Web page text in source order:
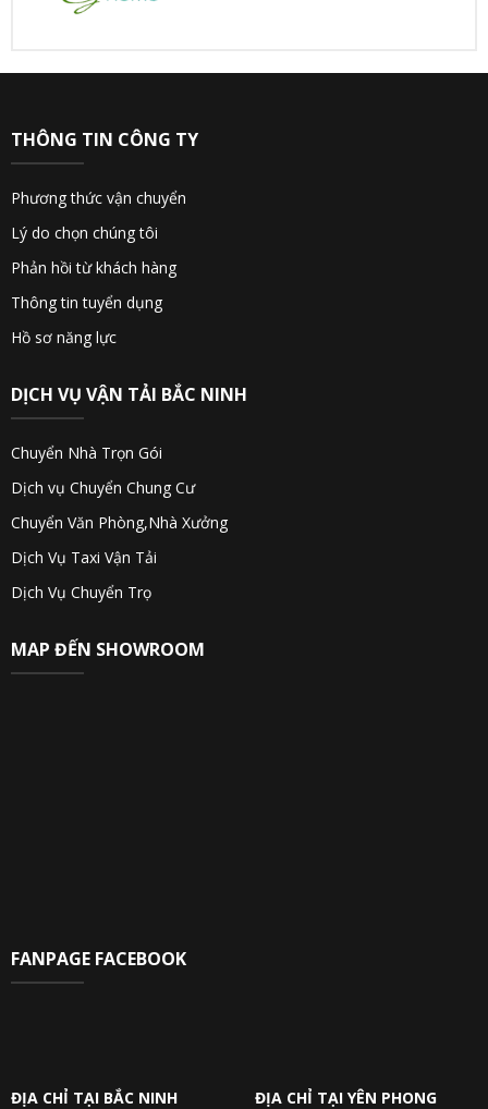
THÔNG TIN CÔNG TY
Phương thức vận chuyển
Lý do chọn chúng tôi
Phản hồi từ khách hàng
Thông tin tuyển dụng
Hồ sơ năng lực
DỊCH VỤ VẬN TẢI BẮC NINH
Chuyển Nhà Trọn Gói
Dịch vụ Chuyển Chung Cư
Chuyển Văn Phòng,Nhà Xưởng
Dịch Vụ Taxi Vận Tải
Dịch Vụ Chuyển Trọ
MAP ĐẾN SHOWROOM
FANPAGE FACEBOOK
ĐỊA CHỈ TẠI BẮC NINH ĐỊA CHỈ TẠI YÊN PHONG